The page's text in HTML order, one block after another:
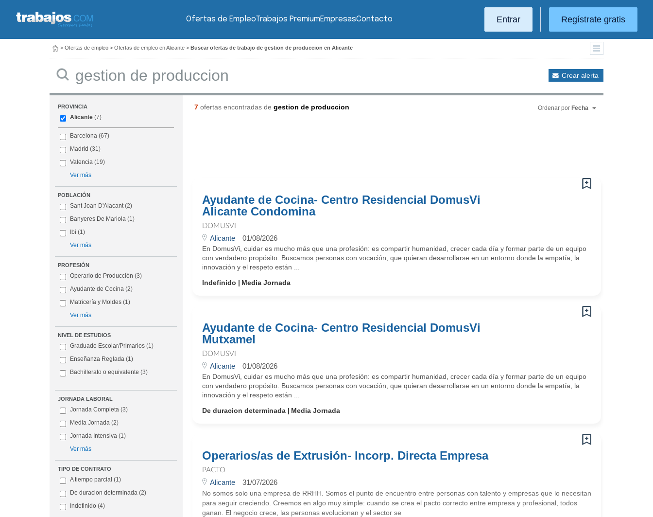
Ofertas de EmpleoTrabajos PremiumEmpresasContacto Entrar Regístrate gratis
> Ofertas de empleo > Ofertas de empleo en Alicante > Buscar ofertas de trabajo de gestion de produccion en Alicante
Crear alerta
PROVINCIA
Alicante (7)
Barcelona (67)
Madrid (31)
Valencia (19)
Ver más
POBLACIÓN
Sant Joan D'Alacant(2)
Banyeres De Mariola (1)
Ibi (1)
Ver más
PROFESIÓN
Operario de Producción (3)
Ayudante de Cocina (2)
Matricería y Moldes (1)
Ver más
NIVEL DE ESTUDIOS
Graduado Escolar/Primarios (1)
Enseñanza Reglada (1)
Bachillerato o equivalente (3)
JORNADA LABORAL
Jornada Completa (3)
Media Jornada (2)
Jornada Intensiva (1)
Ver más
TIPO DE CONTRATO
A tiempo parcial (1)
De duracion determinada (2)
Indefinido (4)
7ofertas encontradas de gestion de produccion Ordenar por Fecha
Ayudante de Cocina- Centro Residencial DomusVi
Alicante Condomina
DOMUSVI
Alicante 01/08/2026
En DomusVi, cuidar es mucho más que una profesión: es compartir humanidad, crecer cada día y formar parte de un equipo
con verdadero propósito. Buscamos personas con vocación, que quieran desarrollarse en un entorno donde la empatía, la
innovación y el respeto están ...
Indefinido
Media Jornada
Ayudante de Cocina- Centro Residencial DomusVi
Mutxamel
DOMUSVI
Alicante 01/08/2026
En DomusVi, cuidar es mucho más que una profesión: es compartir humanidad, crecer cada día y formar parte de un equipo
con verdadero propósito. Buscamos personas con vocación, que quieran desarrollarse en un entorno donde la empatía, la
innovación y el respeto están ...
De duracion determinada
Media Jornada
Operarios/as de Extrusión- Incorp. Directa Empresa
PACTO
Alicante 31/07/2026
No somos solo una empresa de RRHH. Somos el punto de encuentro entre personas con talento y empresas que lo necesitan
para seguir creciendo. Creemos en algo muy simple: cuando se crea el pacto correcto entre empresa y profesional, todos
ganan. El negocio crece, las personas evolucionan y el sector se